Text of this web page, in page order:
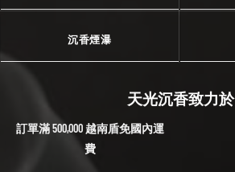
沉香煙瀑
天光沉香致力於
訂單滿 500,000 越南盾免國內運
費